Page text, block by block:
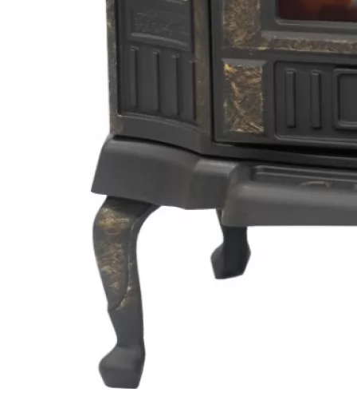
Отложенные
Сравнение товаров
info@pechi-ekat.ru
620078 г Екатеринбург, ул. Малышева 122 ООО «ТПК